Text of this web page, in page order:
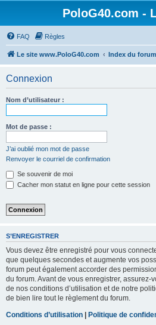
PoloG40.com -
FAQ Règles
Le site www.PoloG40.com Index du forum
Connexion
Nom d’utilisateur :
Mot de passe :
J’ai oublié mon mot de passe
Renvoyer le courriel de confirmation
Se souvenir de moi
Cacher mon statut en ligne pour cette session
S’ENREGISTRER
Vous devez être enregistré pour vous
que quelques secondes et augmente vos
forum peut également accorder des
du forum. Avant de vous enregistrer, assurez-
de nos conditions d’utilisation et de notre
de bien lire tout le règlement du forum.
Conditions d’utilisation | Politique de